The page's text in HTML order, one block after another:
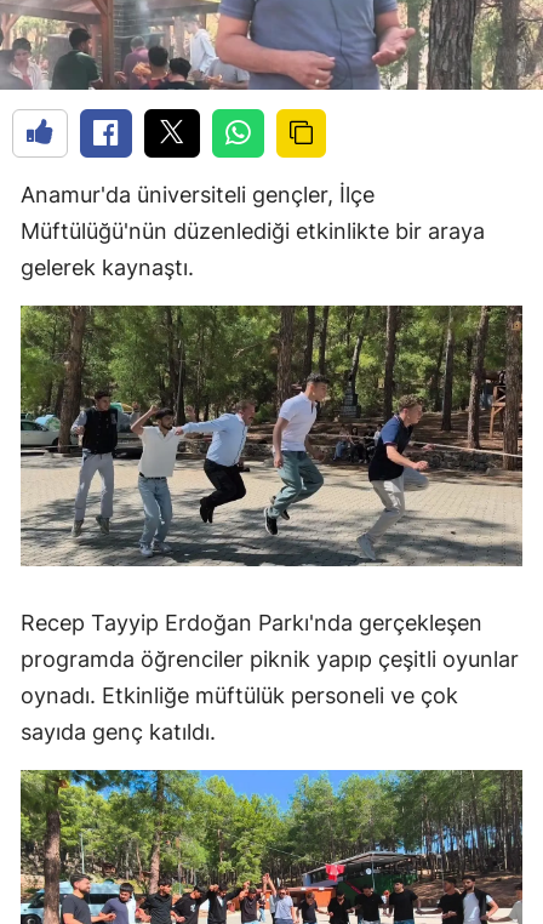
Anamur'da üniversiteli gençler, İlçe
Müftülüğü'nün düzenlediği etkinlikte bir araya
gelerek kaynaştı.
Recep Tayyip Erdoğan Parkı'nda gerçekleşen
programda öğrenciler piknik yapıp çeşitli oyunlar
oynadı. Etkinliğe müftülük personeli ve çok
sayıda genç katıldı.